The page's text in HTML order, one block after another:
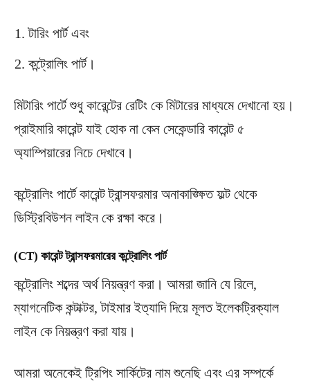
টারিং পার্ট এবং
কন্ট্রোলিং পার্ট।
মিটারিং পার্টে শুধু কারেন্টের রেটিং কে মিটারের মাধ্যমে দেখানো হয়।
প্রাইমারি কারেন্ট যাই হোক না কেন সেকেন্ডারি কারেন্ট ৫
অ্যাম্পিয়ারের নিচে দেখাবে।
কন্ট্রোলিং পার্টে কারেন্ট ট্রান্সফরমার অনাকাঙ্ক্ষিত ফল্ট থেকে
ডিস্ট্রিবিউশন লাইন কে রক্ষা করে।
(CT) কারেন্ট ট্রান্সফরমারের কন্ট্রোলিং পার্ট
কন্ট্রোলিং শব্দের অর্থ নিয়ন্ত্রণ করা। আমরা জানি যে রিলে,
ম্যাগনেটিক কন্টাক্টর, টাইমার ইত্যাদি দিয়ে মূলত ইলেকট্রিক্যাল
লাইন কে নিয়ন্ত্রণ করা যায়।
আমরা অনেকেই ট্রিপিং সার্কিটের নাম শুনেছি এবং এর সম্পর্কে